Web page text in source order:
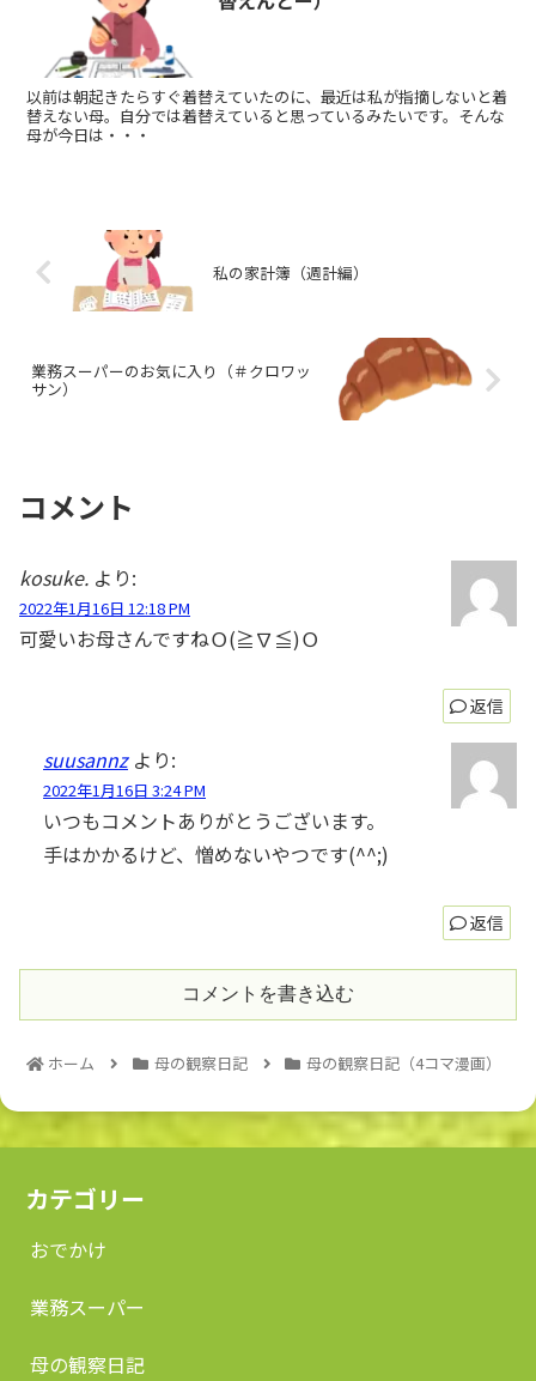
以前は朝起きたらすぐ着替えていたのに、最近は私が指摘しないと着
替えない母。自分では着替えていると思っているみたいです。そんな
母が今日は・・・
私の家計簿（週計編）
業務スーパーのお気に入り（＃クロワッ
サン）
コメント
kosuke. より:
2022年1月16日 12:18 PM
可愛いお母さんですねＯ(≧∇≦)Ｏ
返信
suusannz より:
2022年1月16日 3:24 PM
いつもコメントありがとうございます。
手はかかるけど、憎めないやつです(^^;)
返信
コメントを書き込む
ホーム 母の観察日記 母の観察日記（4コマ漫画）
カテゴリー
おでかけ
業務スーパー
母の観察日記